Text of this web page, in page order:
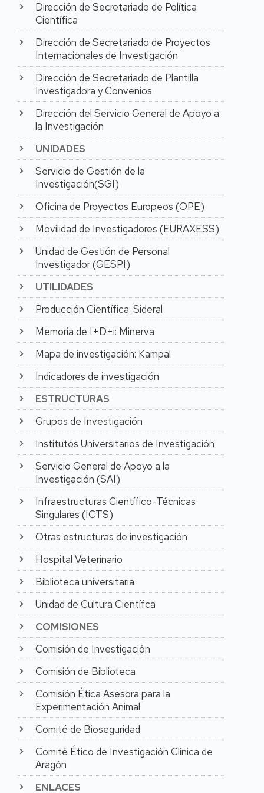
por el Gobierno de
En relación con su
actividad investigadora la
Dra. María Pilar Pina es
autora de más de 90
artículos en revistas
científicas indexadas de
reconocido prestigio en
Nanociencia y
de Materiales, Química,
Ingeniería, Ingeniería
Ambiente,
Multidisciplinar. También
es autora de varios
capítulos de libro
publicados en editoriales
Publishers Indicators en
Por sus trabajos de
investigación ha
obtenido el
reconocimiento de 4
sexenios de
Investigación: Primer
tramo (1995-2000);
Segundo tramo (2001-
(2007-2012); Cuarto
tramo (2013-2018); y 1
sexenio de Transferencia
(2013-2018).
Ha realizado estancias
Salford University (UK),
Universidade do Porto
Los ámbitos de
investigación trabajados
de microdispositivos
avanzados para el
reconocimiento
combinando estrategias
de preconcentración,
detección ortogonal e
Espectroscopía Raman
Amplificada en
Superficie (SERS). Su
trabajo busca crear
plataformas
multisensoras altamente
bajo coste, capaces de
Dirección de Secretariado de Política
Científica
Dirección de Secretariado de Proyectos
Internacionales de Investigación
Dirección de Secretariado de Plantilla
Investigadora y Convenios
Dirección del Servicio General de Apoyo a
la Investigación
UNIDADES
Servicio de Gestión de la
Investigación(SGI)
Oficina de Proyectos Europeos (OPE)
Movilidad de Investigadores (EURAXESS)
Unidad de Gestión de Personal
Investigador (GESPI)
UTILIDADES
Producción Científica: Sideral
Memoria de I+D+i: Minerva
Mapa de investigación: Kampal
Indicadores de investigación
ESTRUCTURAS
Grupos de Investigación
Institutos Universitarios de Investigación
Servicio General de Apoyo a la
Investigación (SAI)
Infraestructuras Científico-Técnicas
Singulares (ICTS)
Otras estructuras de investigación
Hospital Veterinario
Biblioteca universitaria
Unidad de Cultura Científca
COMISIONES
Comisión de Investigación
Comisión de Biblioteca
Comisión Ética Asesora para la
Experimentación Animal
Comité de Bioseguridad
Comité Ético de Investigación Clínica de
Aragón
ENLACES